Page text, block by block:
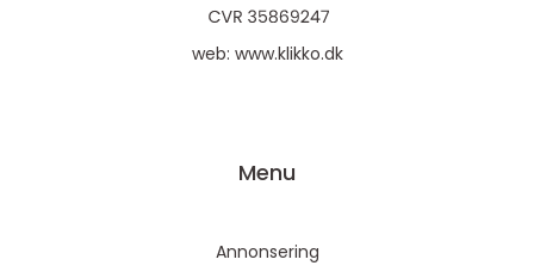
web: www.klikko.dk
Menu
Annonsering